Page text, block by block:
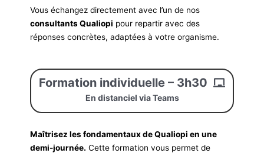
Vous échangez directement avec l’un de nos
consultants Qualiopi pour repartir avec des
réponses concrètes, adaptées à votre organisme.
Formation individuelle – 3h30
En distanciel via Teams
Maîtrisez les fondamentaux de Qualiopi en une
demi-journée. Cette formation vous permet de